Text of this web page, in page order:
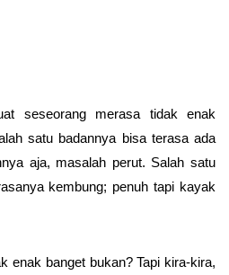
seseorang merasa tidak enak
satu badannya bisa terasa ada
aja, masalah perut. Salah satu
kembung; penuh tapi kayak
enak banget bukan? Tapi kira-kira,